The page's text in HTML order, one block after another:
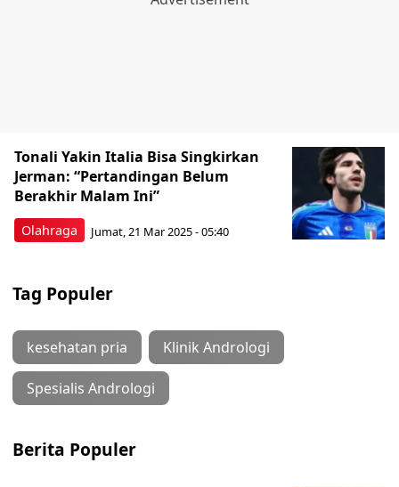
Olahraga
Tonali Yakin Italia Bisa Singkirkan
Jerman: “Pertandingan Belum
Berakhir Malam Ini”
Jumat, 21 Mar 2025 - 05:40
Tag Populer
kesehatan pria Klinik Andrologi
Spesialis Andrologi
Berita Populer